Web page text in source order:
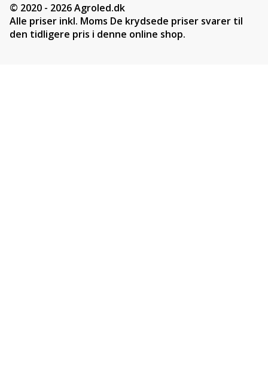
© 2020 - 2026 Agroled.dk
Alle priser inkl. Moms De krydsede priser svarer til
den tidligere pris i denne online shop.